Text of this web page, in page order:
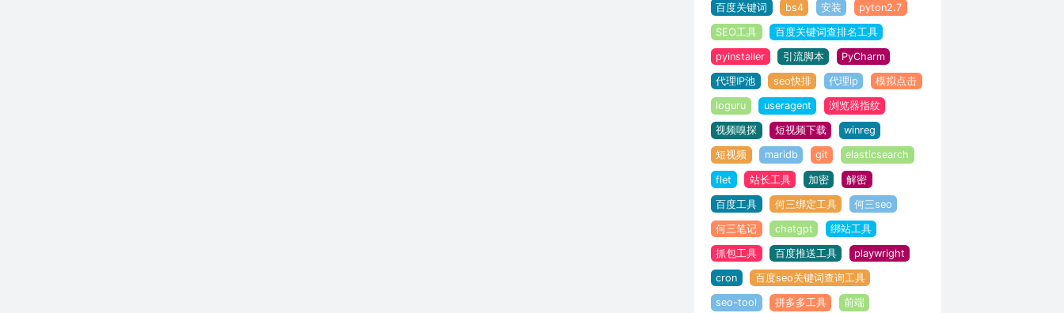
百度关键词 bs4 安装 pyton2.7
SEO工具 百度关键词查排名工具
pyinstaller 引流脚本 PyCharm
代理IP池 seo快排 代理ip 模拟点击
loguru useragent 浏览器指纹
视频嗅探 短视频下载 winreg
短视频 maridb git elasticsearch
flet 站长工具 加密 解密
百度工具 何三绑定工具 何三seo
何三笔记 chatgpt 绑站工具
抓包工具 百度推送工具 playwright
cron 百度seo关键词查询工具
seo-tool 拼多多工具 前端